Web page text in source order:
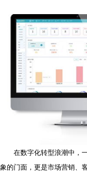
在数字化转型浪潮中，
象的门面，更是市场营销、